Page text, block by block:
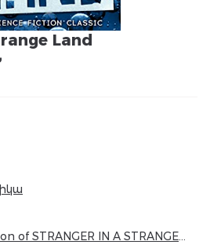
Land
of STRANGER IN A STRANGE